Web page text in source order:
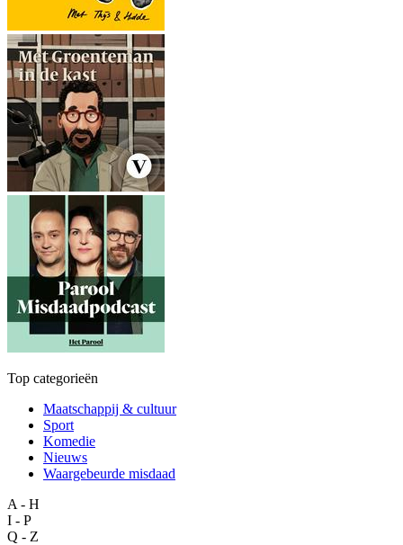
Top categorieën
Maatschappij & cultuur
Sport
Komedie
Nieuws
Waargebeurde misdaad
A - H
I - P
Q - Z